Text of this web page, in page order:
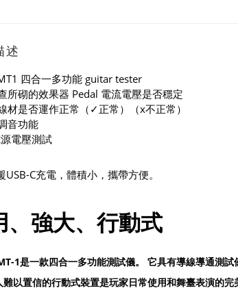
述
四合一多功能 guitar tester
所砌的效果器 Pedal 電流電壓是否穩定
材是否運作正常（✓正常）（x不正常）
音功能
電壓測試
USB-C充電，體積小，攜帶方便。
、強大、行動式
1是一款四合一多功能測試儀。 它具有導線導通測
以置信的行動式裝置是玩家日常使用和舞臺表演的完